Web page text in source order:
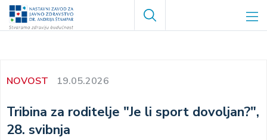
Skoči
Search
NOVOST 19.05.2026
Tribina za roditelje "Je li sport dovoljan?",
28. svibnja